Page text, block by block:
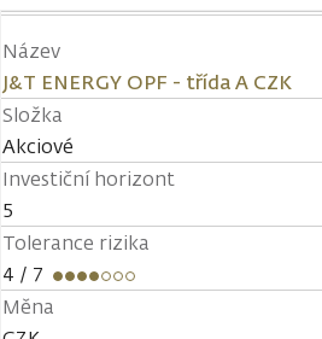
Název
J&T ENERGY OPF - třída A CZK
Složka
Akciové
Investiční horizont
5
Tolerance rizika
4 / 7
Měna